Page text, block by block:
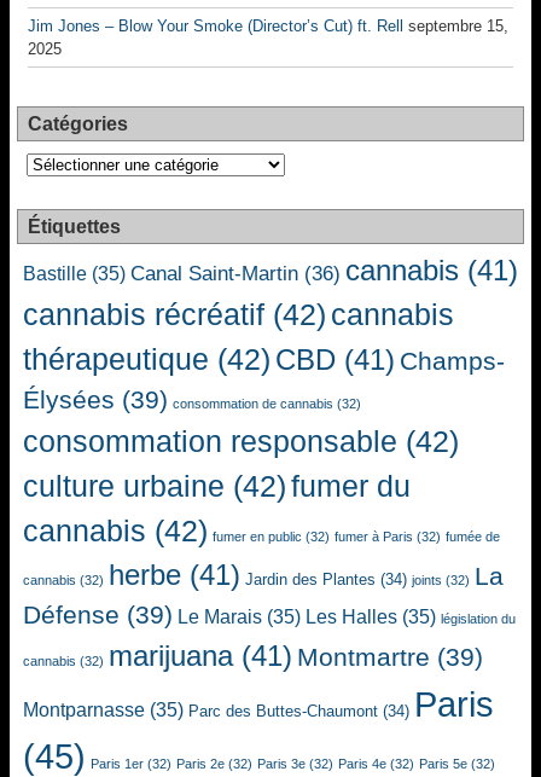
Jim Jones – Blow Your Smoke (Director’s Cut) ft. Rell
septembre 15,
2025
Catégories
Catégories
Étiquettes
Bastille (35) Canal Saint-Martin (36) cannabis (41)
cannabis récréatif (42) cannabis
thérapeutique (42) CBD (41) Champs-
Élysées (39) consommation de cannabis (32)
consommation responsable (42)
culture urbaine (42)fumer du
cannabis (42) fumer en public (32) fumer à Paris (32) fumée de
cannabis (32) herbe (41) Jardin des Plantes (34) joints (32) La
Défense (39) Le Marais (35) Les Halles (35) législation du
cannabis (32) marijuana(41) Montmartre (39)
Montparnasse (35) Parc des Buttes-Chaumont (34) Paris
(45) Paris 1er (32) Paris 2e (32) Paris 3e (32) Paris 4e (32) Paris 5e (32)